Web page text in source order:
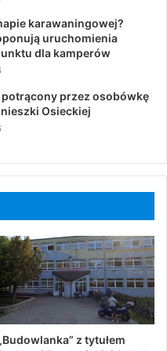
karawaningowej?
uruchomienia
dla kamperów
przez osobówkę
Osieckiej
z tytułem